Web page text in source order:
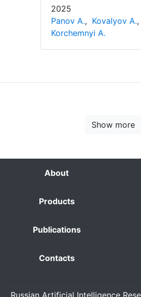
2025
Panov A., Kovalyov A.,
Korchemnyi A.
Show more
About
Products
Publications
Contacts
Russian Artificial Intelligence